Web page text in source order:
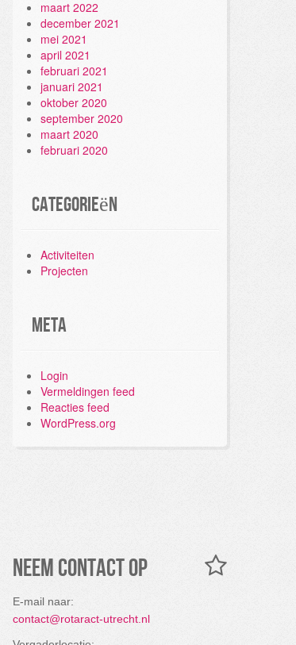
maart 2022
december 2021
mei 2021
april 2021
februari 2021
januari 2021
oktober 2020
september 2020
maart 2020
februari 2020
Categorieën
Activiteiten
Projecten
Meta
Login
Vermeldingen feed
Reacties feed
WordPress.org
Neem contact op
E-mail naar:
contact@rotaract-utrecht.nl